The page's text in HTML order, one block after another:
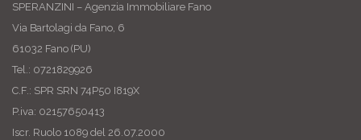
SPERANZINI – Agenzia Immobiliare Fano
Via Bartolagi da Fano, 6
61032 Fano (PU)
Tel.: 0721829926
C.F.: SPR SRN 74P50 I819X
P.iva: 02157650413
Iscr. Ruolo 1089 del 26.07.2000